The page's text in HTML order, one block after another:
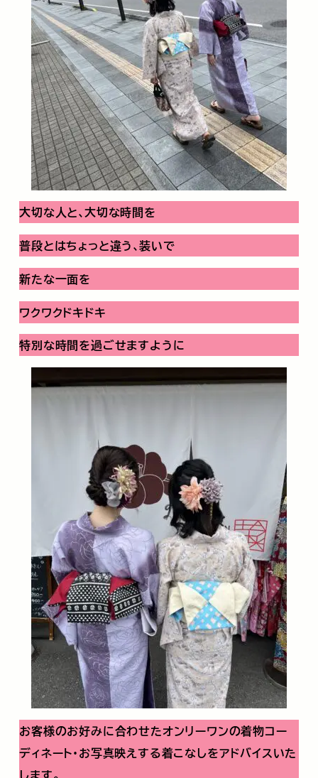
大切な人と､大切な時間を
普段とはちょっと違う､装いで
新たな一面を
ワクワクドキドキ
特別な時間を過ごせますように
お客様のお好みに合わせたオンリーワンの着物コー
ディネート・お写真映えする着こなしをアドバイスいた